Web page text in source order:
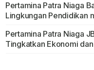
Pertamina Patra Niaga
Lingkungan Pendidikan
Pertamina Patra Niaga
Tingkatkan Ekonomi